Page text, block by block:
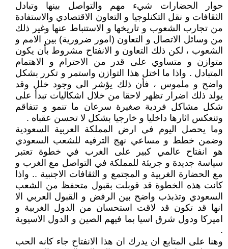
حوار الحضارات شيء مهم والتواصل بينها وتبادل
الثقافات و نقل التكنلوجيا و التعاون الاقتصادي والاستفادة
من تجارب الشعوب و تاريخها و الاستنباط عنها وغير ذلك
من وسائل الاتصال و التعاون (امور ضرورية) بين الامم و
الشعوب ، لكن ذلك التعاون و الانفتاح مشروط بأن يكون
متوازن و متساوي على قدر من الاحترام و الاهتمام
المتبادل . واذا ما اختل هذا التوازن واستمر و تكرر بشكل
واضح و ملموس ، فأن ذلك يؤشر الى وجود خلل وقد
يولد ذلك اضرار تظهر لاحقا من خلال اشكاليات تبدأ على
شكل مشاكل فردية صغيرة سرعان ما تنمو و تتفاقم
وتنعكس اثارها داخليا و خارجيا بشكل لا تحسن عقباه .
وما يحصل اليوم في ارض المملكة العربية السعودية
وضمن خطط و مساعي نهج الترفيه للشعب السعودي
هو انفتاح عالمي كبير على الغرب في خطوة تعتبر
سياسة جديدة و جريئة للمملكة في التواصل مع الغرب و
مع الحضارة الغربية و المجتمع و الثقافات الاجنبية .. واذا
كانت هذه الخطوة قد قوبلت بقبول متحفظ من الشعب
السعودي وتذبذب واضح بين الرفض و القبول العربي الا
انها قد تكون قد لاقت استحسان من الدول الغربية و
اميركا ودول شرق اسيا بما فيهم الصين و الدول الاسيوية
.
وهنا على المتابع ان يدرك ان هذا الانفتاح جاء كانه الحب